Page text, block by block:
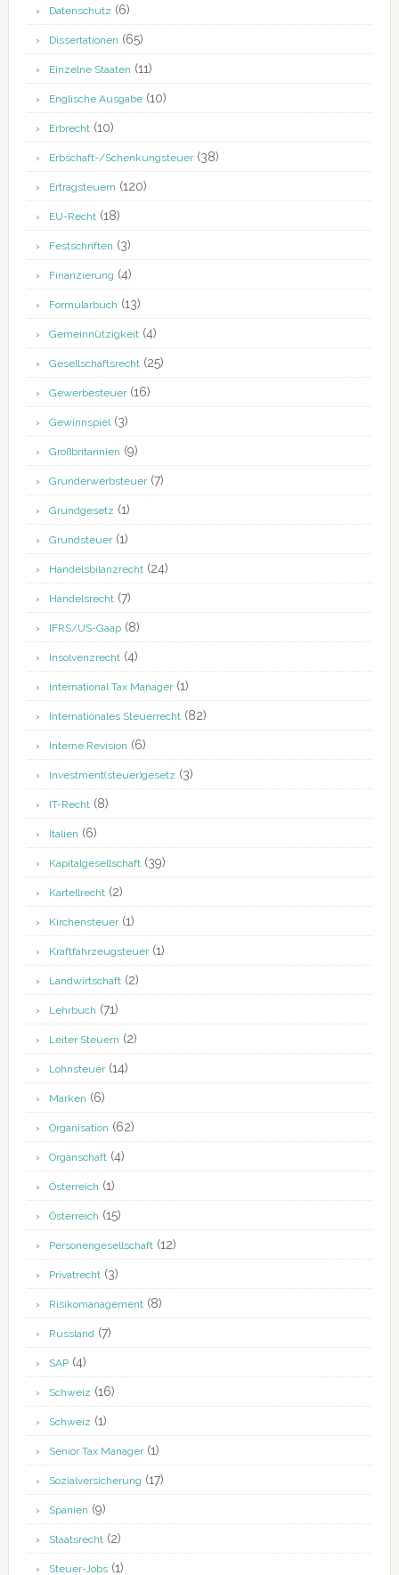
Datenschutz (6)
Dissertationen (65)
Einzelne Staaten (11)
Englische Ausgabe(10)
Erbrecht(10)
Erbschaft-/Schenkungsteuer(38)
Ertragsteuern (120)
EU-Recht(18)
Festschriften (3)
Finanzierung (4)
Formularbuch (13)
Gemeinnützigkeit(4)
Gesellschaftsrecht(25)
Gewerbesteuer(16)
Gewinnspiel(3)
Großbritannien (9)
Grunderwerbsteuer(7)
Grundgesetz (1)
Grundsteuer(1)
Handelsbilanzrecht(24)
Handelsrecht(7)
IFRS/US-Gaap(8)
Insolvenzrecht(4)
International Tax Manager(1)
Internationales Steuerrecht(82)
Interne Revision (6)
Investment(steuer)gesetz (3)
IT-Recht(8)
Italien (6)
Kapitalgesellschaft(39)
Kartellrecht(2)
Kirchensteuer(1)
Kraftfahrzeugsteuer(1)
Landwirtschaft(2)
Lehrbuch (71)
Leiter Steuern (2)
Lohnsteuer(14)
Marken (6)
Organisation (62)
Organschaft(4)
Österreich (1)
Österreich (15)
Personengesellschaft(12)
Privatrecht(3)
Risikomanagement(8)
Russland(7)
SAP(4)
Schweiz (16)
Schweiz (1)
Senior Tax Manager(1)
Sozialversicherung (17)
Spanien (9)
Staatsrecht(2)
Steuer-Jobs(1)